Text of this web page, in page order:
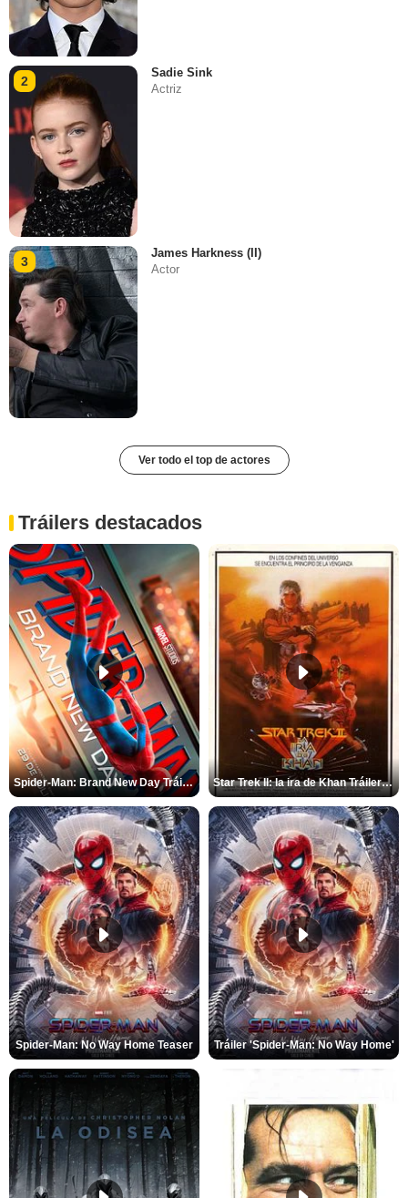
2
Sadie Sink
Actriz
3
James Harkness (II)
Actor
Ver todo el top de actores
Tráilers destacados
Spider-Man: Brand New Day Tráiler (3) Star Trek II: la ira de Khan Tráiler VO
Spider-Man: No Way Home Teaser Tráiler 'Spider-Man: No Way Home'